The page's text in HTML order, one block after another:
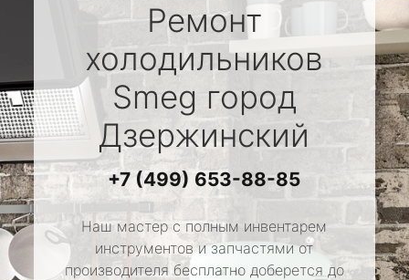
Ремонт
холодильников
Smeg город
Дзержинский
+7 (499) 653-88-85
Наш мастер с полным инвентарем
инструментов и запчастями от
производителя бесплатно доберется до